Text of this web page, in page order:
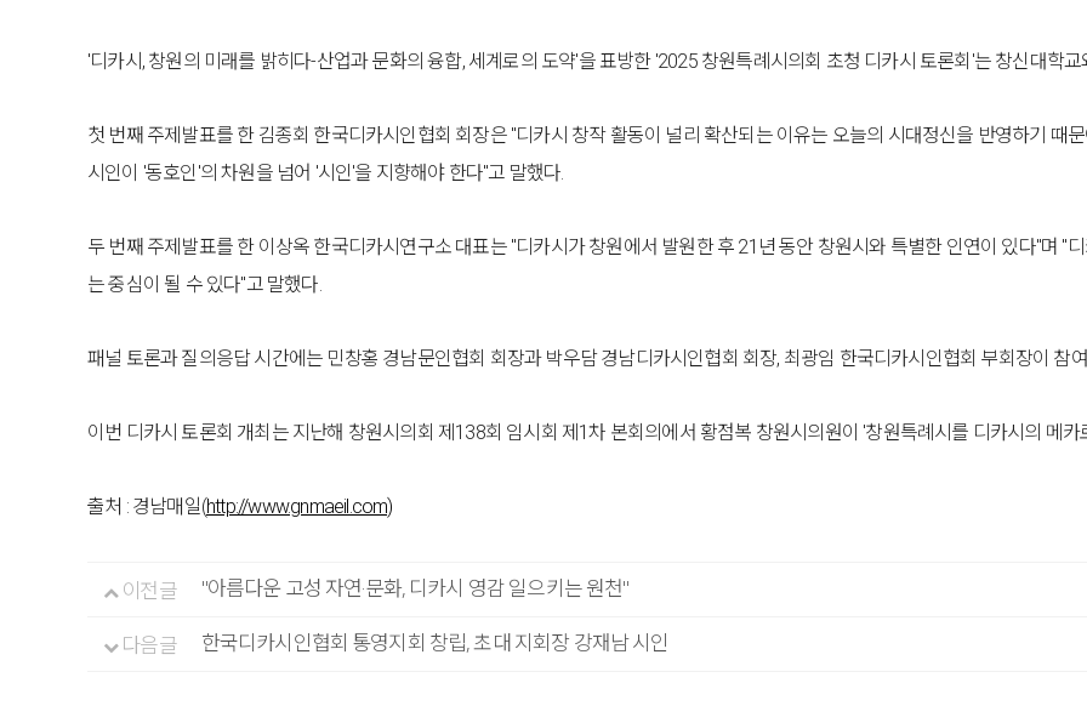
'디카시, 창원의 미래를 밝히다-산업과 문화의 융합, 세계로의 도약'을 표방한 '2025 창원특례시의회 초청 디카시 토론회'는 창신대학
첫 번째 주제발표를 한 김종회 한국디카시인협회 회장은 "디카시 창작 활동이 널리 확산되는 이유는 오늘의 시대정신을 반영하기 때
시인이 '동호인'의 차원을 넘어 '시인'을 지향해야 한다"고 말했다.
두 번째 주제발표를 한 이상옥 한국디카시연구소 대표는 "디카시가 창원에서 발원한 후 21년 동안 창원시와 특별한 인연이 있다"며 "
는 중심이 될 수 있다"고 말했다.
패널 토론과 질의응답 시간에는 민창홍 경남문인협회 회장과 박우담 경남디카시인협회 회장, 최광임 한국디카시인협회 부회장이 참
이번 디카시 토론회 개최는 지난해 창원시의회 제138회 임시회 제1차 본회의에서 황점복 창원시의원이 '창원특례시를 디카시의 메
출처 : 경남매일(http://www.gnmaeil.com)
이전글 "아름다운 고성 자연·문화, 디카시 영감 일으키는 원천"
다음글 한국디카시인협회 통영지회 창립, 초대 지회장 강재남 시인